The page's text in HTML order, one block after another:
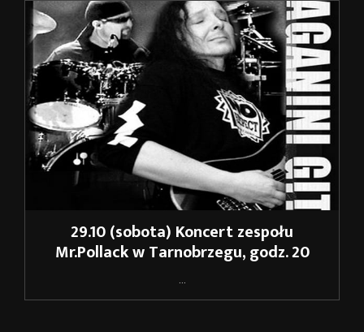
29.10 (sobota) Koncert zespołu
Mr.Pollack w Tarnobrzegu, godz. 20